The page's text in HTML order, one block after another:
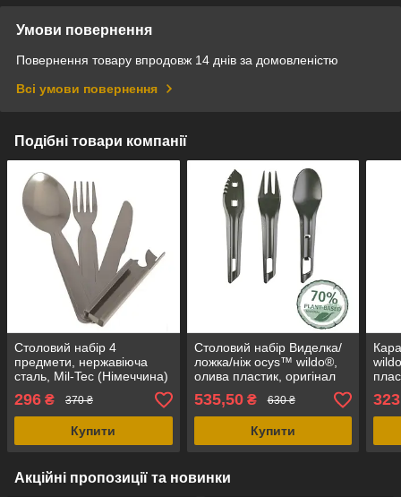
Умови повернення
Повернення товару впродовж 14 днів за домовленістю
Всі умови повернення
Подібні товари компанії
Столовий набір 4
предмети, нержавіюча
сталь, Mil-Tec (Німеччина)
296 ₴ 370 ₴
Купити
Столовий набір Виделка/
ложка/ніж ocys™ wildo®,
олива пластик, оригінал
Швеція
535,50₴ 630 ₴
Купити
323
Акційні пропозиції та новинки